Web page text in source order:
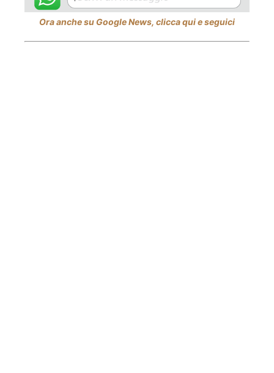
Ora anche su Google News, clicca qui e seguici